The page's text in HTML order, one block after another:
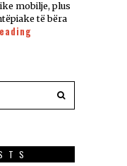
mobilje, plus
të bëra